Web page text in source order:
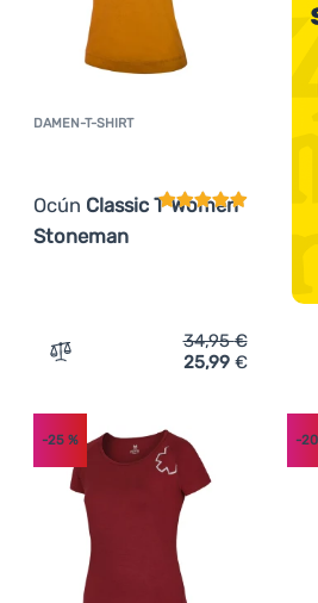
DAMEN-T-SHIRT
Ocún Classic T Women
Stoneman
Zum Vergleich 'Damen-T-
34,95€
25,99 €
-25 % -20